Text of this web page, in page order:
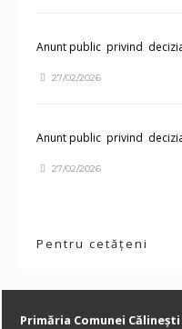
Anunt public privind
27/02/2026
Anunt public privind
27/02/2026
Pentru cetățeni
Primăria Comunei Călinești